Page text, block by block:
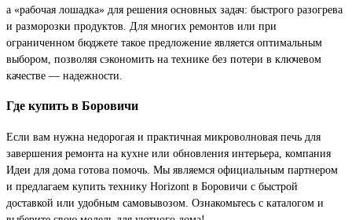
а «рабочая лошадка» для решения основных задач: быстрого разогрева
и разморозки продуктов. Для многих ремонтов или при
ограниченном бюджете такое предложение является оптимальным
выбором, позволяя сэкономить на технике без потери в ключевом
качестве — надежности.
Где купить в Боровичи
Если вам нужна недорогая и практичная микроволновая печь для
завершения ремонта на кухне или обновления интерьера, компания
Идеи для дома готова помочь. Мы являемся официальным партнером
и предлагаем купить технику Horizont в Боровичи с быстрой
доставкой или удобным самовывозом. Ознакомьтесь с каталогом и